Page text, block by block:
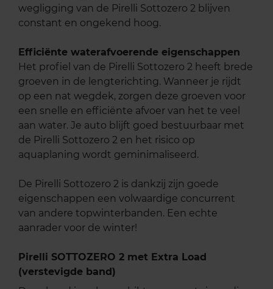
wegligging van de Pirelli Sottozero 2 blijven
constant en ongekend hoog.
Efficiënte waterafvoerende eigenschappen
Het profiel van de Pirelli Sottozero 2 heeft brede
groeven in de lengterichting. Wanneer je rijdt
op een nat wegdek, zorgen deze groeven voor
een snelle en efficiënte afvoer van het te veel
aan water. Je auto blijft goed bestuurbaar met
de Pirelli Sottozero 2 en het risico op
aquaplaning wordt geminimaliseerd.
De Pirelli Sottozero 2 is dankzij zijn goede
eigenschappen een volwaardige concurrent
van andere topwinterbanden. Een echte
aanrader voor de winter!
Pirelli SOTTOZERO 2 met Extra Load
(verstevigde band)